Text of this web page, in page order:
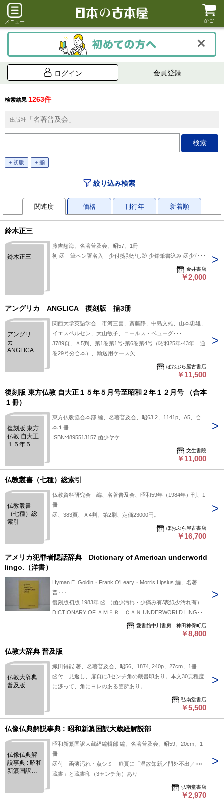
メニュー かご
ログイン 会員登録
検索結果 1263件
出版社 「名著普及会」
+ 初版 + 揃
絞り込み検索
関連度 価格 刊行年 新着順
鈴木正三
鈴木正三
藤吉慈海、名著普及会、昭57、1冊
初 函 筆ペン署名入 少付箋剥がし跡 少鉛筆書込み 函少汚れ
金井書店
￥2,000
アングリカ ANGLICA 復刻版 揃3册
アングリ
カ
ANGLICA
関西大学英語学会 市河三喜、斎藤静、中島文雄、山本忠雄、
イエスペルセン、大山敏子、ニールス・ベューグ･･･
3789頁、Ａ5判、第1巻第1号-第6巻第4号（昭和25年-43年 通
巻29号分合本）、輸送用ケース欠
ぼおぶら屋古書店
￥11,500
復刻版 東方仏教 自大正１５年５月号至昭和２年１２月号 （合本
１冊）
復刻版 東方
仏教 自大正
１５年５月
（合本１
冊）
東方仏教協会本部 編、名著普及会、昭63.2、1141p、A5、合
本１冊
ISBN:4895513157 函少ヤケ
文生書院
￥11,000
仏教叢書（七種）総索引
仏教叢書
（七種）総
索引
仏教資料研究会 編、名著普及会、昭和59年（1984年）刊、1
冊
函、383頁、Ａ4判、第2刷、定価23000円。
ぼおぶら屋古書店
￥16,700
アメリカ犯罪者隠話辞典 Dictionary of American underworld
lingo.（洋書）
Hyman E. Goldin・Frank O'Leary・Morris Lipsius 編、名著
普･･･
復刻版初版 1983年 函 （函少汚れ・少痛み有/表紙少汚れ有）
DICTIONARY OF ＡＭＥＲＩＣＡＮ UNDERWORLD LINGO
愛書館中川書房 神田神保町店
￥8,800
仏教大辞典 普及版
仏教大辞典
普及版
織田得能 著、名著普及会、昭56、1874, 240p、27cm、1冊
函付 見返し、扉頁に3センチ角の蔵書印あり。本文30頁程度
に渉って、角にヨレのある箇所あり。
弘南堂書店
￥5,500
仏像仏典解説事典 : 昭和新纂国訳大蔵経解説部
仏像仏典解
説事典 : 昭和
新纂国訳大
昭和新纂国訳大蔵経編輯部 編、名著普及会、昭59、20cm、1
冊
函付 函薄汚れ・点シミ 扉頁に「温故知新／門外不出／○○
蔵書」と蔵書印（3センチ角）あり
弘南堂書店
￥2,970